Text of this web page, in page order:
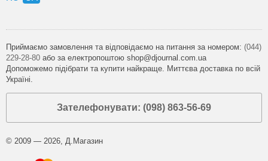
Приймаємо замовлення та відповідаємо на питання за номером: (044)
229-28-80 або за електропоштою shop@djournal.com.ua
Допоможемо підібрати та купити найкраще. Миттєва доставка по всій
Україні.
Зателефонувати: (098) 863-56-69
© 2009 — 2026, Д.Магазин